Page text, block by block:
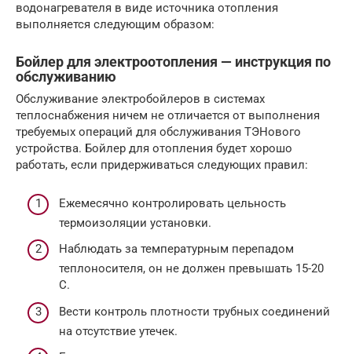
водонагревателя в виде источника отопления
выполняется следующим образом:
Бойлер для электроотопления — инструкция по
обслуживанию
Обслуживание электробойлеров в системах
теплоснабжения ничем не отличается от выполнения
требуемых операций для обслуживания ТЭНового
устройства. Бойлер для отопления будет хорошо
работать, если придерживаться следующих правил:
Ежемесячно контролировать цельность
термоизоляции установки.
Наблюдать за температурным перепадом
теплоносителя, он не должен превышать 15-20
С.
Вести контроль плотности трубных соединений
на отсутствие утечек.